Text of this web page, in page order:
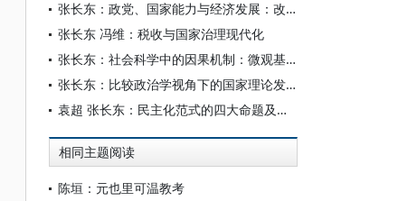
张长东：政党、国家能力与经济发展：改革开放过程中的政府与市场关系
张长东 冯维：税收与国家治理现代化
张长东：社会科学中的因果机制：微观基础和过程追踪
张长东：比较政治学视角下的国家理论发展
袁超 张长东：民主化范式的四大命题及其批判——从政治衰败研究的视角切入
相同主题阅读
陈垣：元也里可温教考